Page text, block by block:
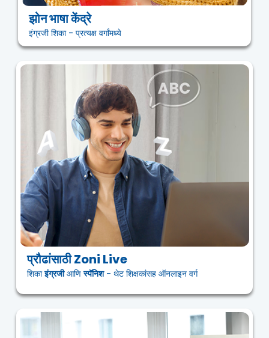
झोन भाषा केंद्रे
इंग्रजी शिका - प्रत्यक्ष वर्गांमध्ये
प्रौढांसाठी Zoni Live
शिकाइंग्रजीआणिस्पॅनिश- थेट शिक्षकांसह ऑनलाइन वर्ग